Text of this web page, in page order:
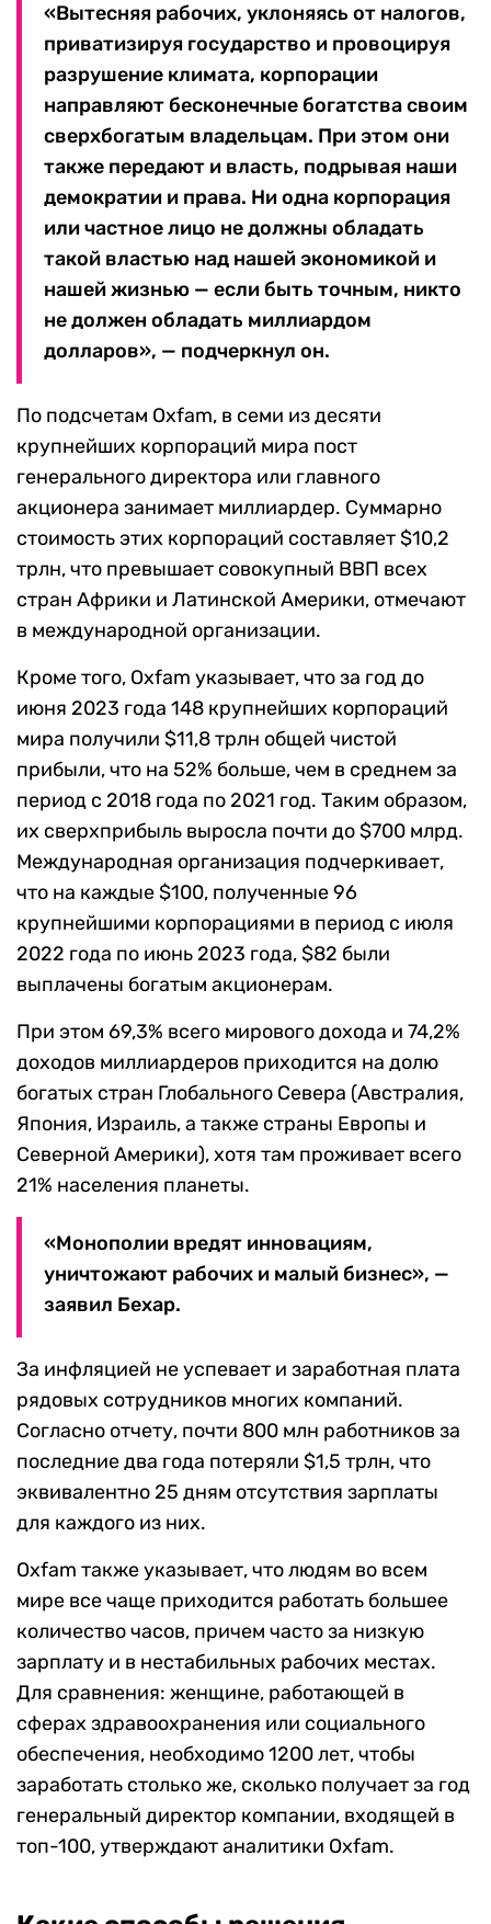
«Вытесняя рабочих, уклоняясь от налогов,
приватизируя государство и провоцируя
разрушение климата, корпорации
направляют бесконечные богатства своим
сверхбогатым владельцам. При этом они
также передают и власть, подрывая наши
демократии и права. Ни одна корпорация
или частное лицо не должны обладать
такой властью над нашей экономикой и
нашей жизнью — если быть точным, никто
не должен обладать миллиардом
долларов», — подчеркнул он.
По подсчетам Oxfam, в семи из десяти
крупнейших корпораций мира пост
генерального директора или главного
акционера занимает миллиардер. Суммарно
стоимость этих корпораций составляет $10,2
трлн, что превышает совокупный ВВП всех
стран Африки и Латинской Америки, отмечают
в международной организации.
Кроме того, Oxfam указывает, что за год до
июня 2023 года 148 крупнейших корпораций
мира получили $11,8 трлн общей чистой
прибыли, что на 52% больше, чем в среднем за
период с 2018 года по 2021 год. Таким образом,
их сверхприбыль выросла почти до $700 млрд.
Международная организация подчеркивает,
что на каждые $100, полученные 96
крупнейшими корпорациями в период с июля
2022 года по июнь 2023 года, $82 были
выплачены богатым акционерам.
При этом 69,3% всего мирового дохода и 74,2%
доходов миллиардеров приходится на долю
богатых стран Глобального Севера (Австралия,
Япония, Израиль, а также страны Европы и
Северной Америки), хотя там проживает всего
21% населения планеты.
«Монополии вредят инновациям,
уничтожают рабочих и малый бизнес», —
заявил Бехар.
За инфляцией не успевает и заработная плата
рядовых сотрудников многих компаний.
Согласно отчету, почти 800 млн работников за
последние два года потеряли $1,5 трлн, что
эквивалентно 25 дням отсутствия зарплаты
для каждого из них.
Oxfam также указывает, что людям во всем
мире все чаще приходится работать большее
количество часов, причем часто за низкую
зарплату и в нестабильных рабочих местах.
Для сравнения: женщине, работающей в
сферах здравоохранения или социального
обеспечения, необходимо 1200 лет, чтобы
заработать столько же, сколько получает за год
генеральный директор компании, входящей в
топ-100, утверждают аналитики Oxfam.